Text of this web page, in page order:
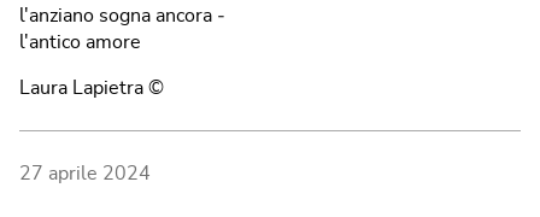
l'anziano sogna ancora ‐
l'antico amore
Laura Lapietra ©
27 aprile 2024